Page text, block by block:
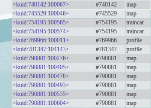
<kuid:740142:100067>
#740142 map
<kuid:745529:100046>
#745529 map
<kuid:754195:100565>
#754195 traincar
<kuid:754195:100574>
#754195 traincar
<kuid:769966:100011>
#769966 profile
<kuid:781347:104143>
#781347 profile
<kuid:790881:100276>
#790881 map
<kuid:790881:100405>
#790881 map
<kuid:790881:100478>
#790881 map
<kuid:790881:100493>
#790881 map
<kuid:790881:100535>
#790881 map
<kuid:790881:100604>
#790881 map